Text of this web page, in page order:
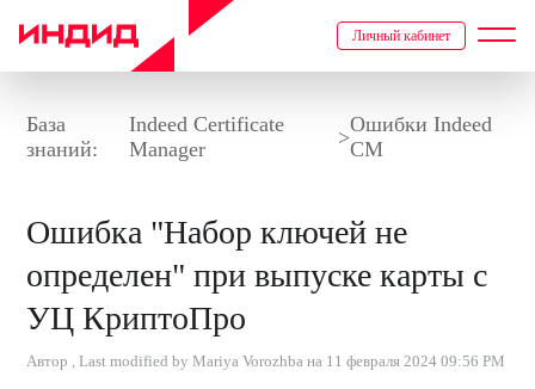
Личный кабинет
База
знаний:
Indeed Certificate
Manager
>
Ошибки Indeed
CM
Ошибка "Набор ключей не
определен" при выпуске карты с
УЦ КриптоПро
Автор , Last modified by Mariya Vorozhba на 11 февраля 2024 09:56 PM